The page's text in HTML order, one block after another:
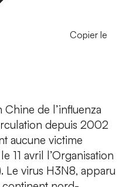
Copier le
de l’influenza
depuis 2002
aucune victime
11 avril l’Organisation
Le virus H3N8, apparu